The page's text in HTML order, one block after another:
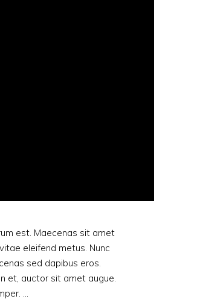
est. Maecenas sit amet
eleifend metus. Nunc
sed dapibus eros.
et, auctor sit amet augue.